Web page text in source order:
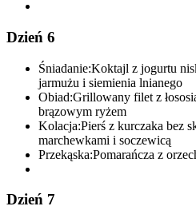
Dzień 6
Śniadanie:Koktajl z jogurtu
jarmużu i siemienia lnianego
Obiad:Grillowany filet z
brązowym ryżem
Kolacja:Pierś z kurczaka bez
marchewkami i soczewicą
Przekąska:Pomarańcza z
Dzień 7